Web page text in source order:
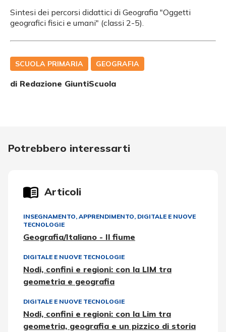
Sintesi dei percorsi didattici di Geografia "Oggetti
geografici fisici e umani" (classi 2-5).
SCUOLA PRIMARIA GEOGRAFIA
di Redazione GiuntiScuola
Potrebbero interessarti
Articoli
INSEGNAMENTO, APPRENDIMENTO, DIGITALE E NUOVE
TECNOLOGIE
Geografia/Italiano - Il fiume
DIGITALE E NUOVE TECNOLOGIE
Nodi, confini e regioni: con la LIM tra
geometria e geografia
DIGITALE E NUOVE TECNOLOGIE
Nodi, confini e regioni: con la Lim tra
geometria, geografia e un pizzico di storia